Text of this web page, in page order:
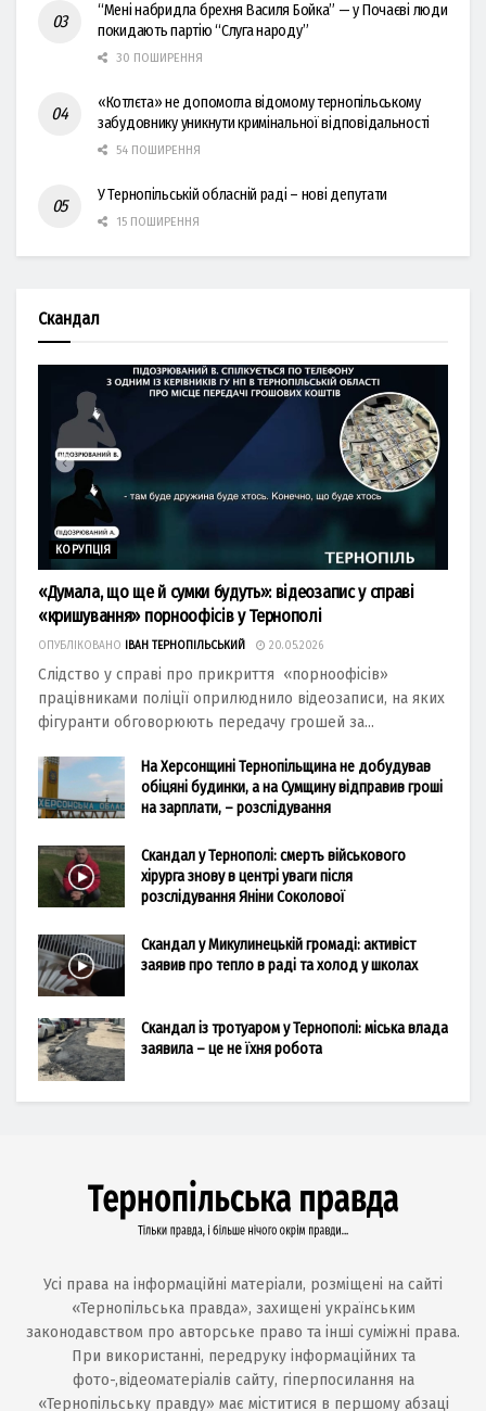
“Мені набридла брехня Василя Бойка” — у Почаєві люди
покидають партію “Слуга народу”
30 ПОШИРЕННЯ
«Котлєта» не допомогла відомому тернопільському
забудовнику уникнути кримінальної відповідальності
54 ПОШИРЕННЯ
У Тернопільській обласній раді – нові депутати
15 ПОШИРЕННЯ
Скандал
КОРУПЦІЯ
«Думала, що ще й сумки будуть»: відеозапис у справі
«кришування» порноофісів у Тернополі
ОПУБЛІКОВАНО ІВАН ТЕРНОПІЛЬСЬКИЙ 20.05.2026
Слідство у справі про прикриття «порноофісів»
працівниками поліції оприлюднило відеозаписи, на яких
фігуранти обговорюють передачу грошей за...
На Херсонщині Тернопільщина не добудував
обіцяні будинки, а на Сумщину відправив гроші
на зарплати, – розслідування
Скандал у Тернополі: смерть військового
хірурга знову в центрі уваги після
розслідування Яніни Соколової
Скандал у Микулинецькій громаді: активіст
заявив про тепло в раді та холод у школах
Скандал із тротуаром у Тернополі: міська влада
заявила – це не їхня робота
Усі права на інформаційні матеріали, розміщені на сайті
«Тернопільська правда», захищені українським
законодавством про авторське право та інші суміжні права.
При використанні, передруку інформаційних та
фото-,відеоматеріалів сайту, гіперпосилання на
«Тернопільську правду» має міститися в першому абзаці